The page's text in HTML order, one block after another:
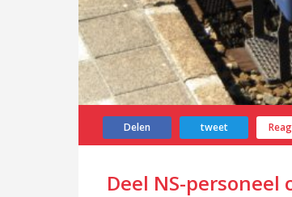
Delen tweet
Deel NS-